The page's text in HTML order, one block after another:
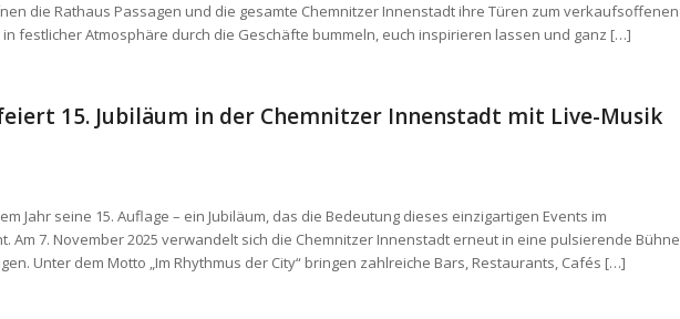
die Rathaus Passagen und die gesamte Chemnitzer Innenstadt ihre Türen zum verkaufsoffenen
in festlicher Atmosphäre durch die Geschäfte bummeln, euch inspirieren lassen und ganz […]
15. Jubiläum in der Chemnitzer Innenstadt mit Live-Musik
Jahr seine 15. Auflage – ein Jubiläum, das die Bedeutung dieses einzigartigen Events im
Am 7. November 2025 verwandelt sich die Chemnitzer Innenstadt erneut in eine pulsierende Bühne
Unter dem Motto „Im Rhythmus der City“ bringen zahlreiche Bars, Restaurants, Cafés […]